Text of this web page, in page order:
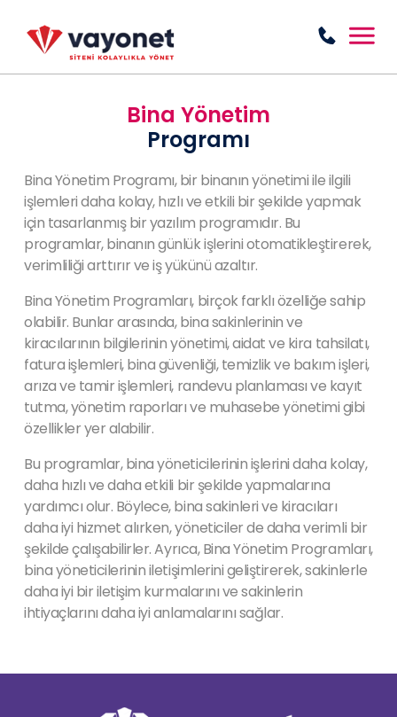
Bina Yönetim
Programı
Bina Yönetim Programı, bir binanın yönetimi ile ilgili
işlemleri daha kolay, hızlı ve etkili bir şekilde yapmak
için tasarlanmış bir yazılım programıdır. Bu
programlar, binanın günlük işlerini otomatikleştirerek,
verimliliği arttırır ve iş yükünü azaltır.
Bina Yönetim Programları, birçok farklı özelliğe sahip
olabilir. Bunlar arasında, bina sakinlerinin ve
kiracılarının bilgilerinin yönetimi, aidat ve kira tahsilatı,
fatura işlemleri, bina güvenliği, temizlik ve bakım işleri,
arıza ve tamir işlemleri, randevu planlaması ve kayıt
tutma, yönetim raporları ve muhasebe yönetimi gibi
özellikler yer alabilir.
Bu programlar, bina yöneticilerinin işlerini daha kolay,
daha hızlı ve daha etkili bir şekilde yapmalarına
yardımcı olur. Böylece, bina sakinleri ve kiracıları
daha iyi hizmet alırken, yöneticiler de daha verimli bir
şekilde çalışabilirler. Ayrıca, Bina Yönetim Programları,
bina yöneticilerinin iletişimlerini geliştirerek, sakinlerle
daha iyi bir iletişim kurmalarını ve sakinlerin
ihtiyaçlarını daha iyi anlamalarını sağlar.